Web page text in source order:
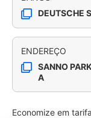
DEUTSCHE
ENDEREÇO
SANNO
A
Economize em